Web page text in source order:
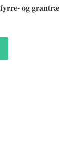
fyrre- og grantræ